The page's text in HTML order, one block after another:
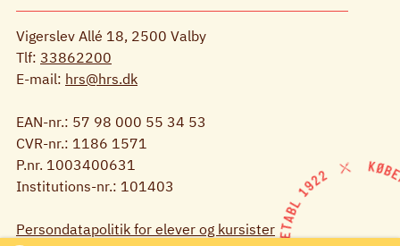
Vigerslev Allé 18, 2500 Valby
Tlf: 33862200
E-mail: hrs@hrs.dk
EAN-nr.: 57 98 000 55 34 53
CVR-nr.: 1186 1571
P.nr. 1003400631
Institutions-nr.: 101403
Persondatapolitik for elever og kursister